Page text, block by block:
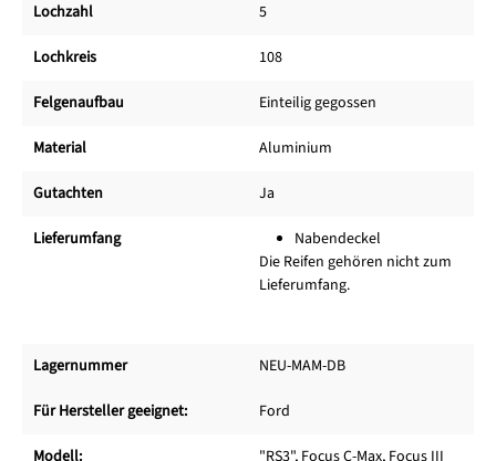
Lochzahl 5
Lochkreis 108
Felgenaufbau Einteilig gegossen
Material Aluminium
Gutachten Ja
Lieferumfang
Nabendeckel
Die Reifen gehören nicht zum
Lieferumfang.
Lagernummer NEU-MAM-DB
Für Hersteller geeignet: Ford